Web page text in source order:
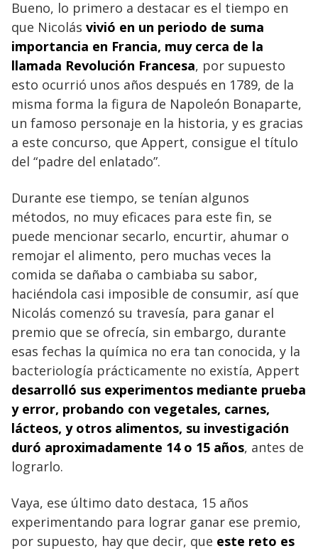
Bueno, lo primero a destacar es el tiempo en
que Nicolás vivió en un periodo de suma
importancia en Francia, muy cerca de la
llamada Revolución Francesa, por supuesto
esto ocurrió unos años después en 1789, de la
misma forma la figura de Napoleón Bonaparte,
un famoso personaje en la historia, y es gracias
a este concurso, que Appert, consigue el título
del “padre del enlatado”.
Durante ese tiempo, se tenían algunos
métodos, no muy eficaces para este fin, se
puede mencionar secarlo, encurtir, ahumar o
remojar el alimento, pero muchas veces la
comida se dañaba o cambiaba su sabor,
haciéndola casi imposible de consumir, así que
Nicolás comenzó su travesía, para ganar el
premio que se ofrecía, sin embargo, durante
esas fechas la química no era tan conocida, y la
bacteriología prácticamente no existía, Appert
desarrolló sus experimentos mediante prueba
y error, probando con vegetales, carnes,
lácteos, y otros alimentos, su investigación
duró aproximadamente 14 o 15 años, antes de
lograrlo.
Vaya, ese último dato destaca, 15 años
experimentando para lograr ganar ese premio,
por supuesto, hay que decir, que este reto es